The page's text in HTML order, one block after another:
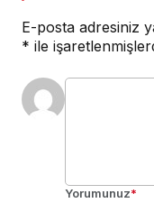
E-posta adresiniz
* ile
Yorumunuz*